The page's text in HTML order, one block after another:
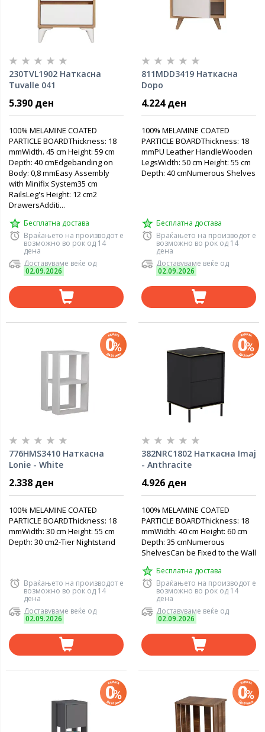
230TVL1902 Наткасна
Tuvalle 041
5.390 ден
100% MELAMINE COATED
PARTICLE BOARDThickness: 18
mmWidth. 45 cm Height: 59 cm
Depth: 40 cmEdgebanding on
Body: 0,8 mmEasy Assembly
with Minifix System35 cm
RailsLeg's Height: 12 cm2
DrawersAdditi...
Бесплатна достава
Враќањето на производот е
возможно во рок од 14
дена
Доставуваме веќе од
02.09.2026
811MDD3419 Наткасна
Dopo
4.224 ден
100% MELAMINE COATED
PARTICLE BOARDThickness: 18
mmPU Leather HandleWooden
LegsWidth: 50 cm Height: 55 cm
Depth: 40 cmNumerous Shelves
Бесплатна достава
Враќањето на производот е
возможно во рок од 14
дена
Доставуваме веќе од
02.09.2026
776HMS3410 Наткасна
Lonie - White
2.338 ден
100% MELAMINE COATED
PARTICLE BOARDThickness: 18
mmWidth: 30 cm Height: 55 cm
Depth: 30 cm2-Tier Nightstand
Враќањето на производот е
возможно во рок од 14
дена
Доставуваме веќе од
02.09.2026
382NRC1802 Наткасна Imaj
- Anthracite
4.926 ден
100% MELAMINE COATED
PARTICLE BOARDThickness: 18
mmWidth: 40 cm Height: 60 cm
Depth: 35 cmNumerous
ShelvesCan be Fixed to the Wall
Бесплатна достава
Враќањето на производот е
возможно во рок од 14
дена
Доставуваме веќе од
02.09.2026